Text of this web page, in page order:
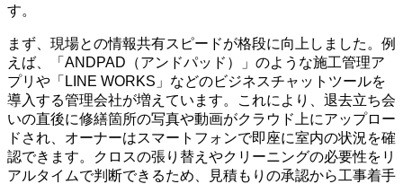
す。
まず、現場との情報共有スピードが格段に向上しました。例
えば、「ANDPAD（アンドパッド）」のような施工管理ア
プリや「LINE WORKS」などのビジネスチャットツールを
導入する管理会社が増えています。これにより、退去立ち会
いの直後に修繕箇所の写真や動画がクラウド上にアップロー
ドされ、オーナーはスマートフォンで即座に室内の状況を確
認できます。クロスの張り替えやクリーニングの必要性をリ
アルタイムで判断できるため、見積もりの承認から工事着手